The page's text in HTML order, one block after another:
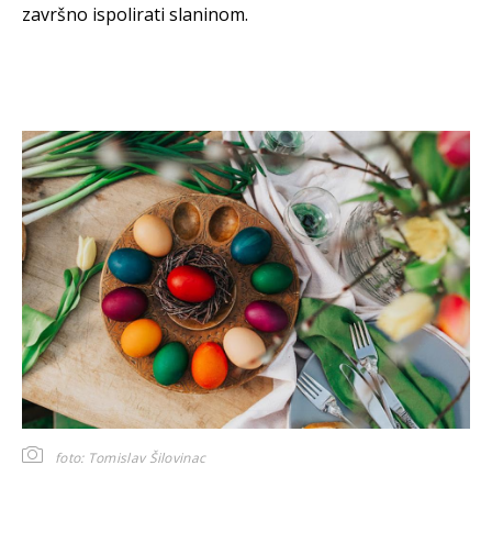
završno ispolirati slaninom.
foto: Tomislav Šilovinac